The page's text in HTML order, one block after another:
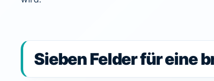
Sieben Felder für eine